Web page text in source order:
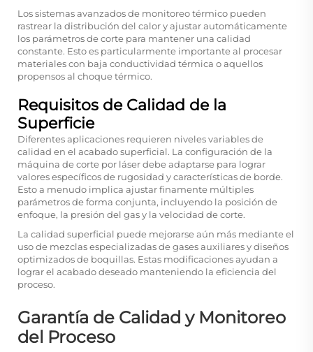
Los sistemas avanzados de monitoreo térmico pueden
rastrear la distribución del calor y ajustar automáticamente
los parámetros de corte para mantener una calidad
constante. Esto es particularmente importante al procesar
materiales con baja conductividad térmica o aquellos
propensos al choque térmico.
Requisitos de Calidad de la
Superficie
Diferentes aplicaciones requieren niveles variables de
calidad en el acabado superficial. La configuración de la
máquina de corte por láser debe adaptarse para lograr
valores específicos de rugosidad y características de borde.
Esto a menudo implica ajustar finamente múltiples
parámetros de forma conjunta, incluyendo la posición de
enfoque, la presión del gas y la velocidad de corte.
La calidad superficial puede mejorarse aún más mediante el
uso de mezclas especializadas de gases auxiliares y diseños
optimizados de boquillas. Estas modificaciones ayudan a
lograr el acabado deseado manteniendo la eficiencia del
proceso.
Garantía de Calidad y Monitoreo
del Proceso